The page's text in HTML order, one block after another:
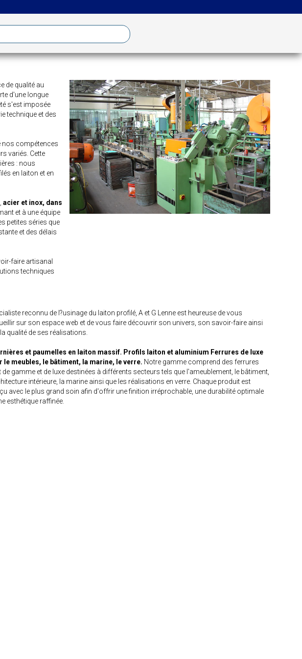
de qualité au
d'une longue
s'est imposée
technique et des
nos compétences
variés. Cette
: nous
en laiton et en
acier et inox, dans
et à une équipe
petites séries que
et des délais
faire artisanal
techniques
reconnu de l?usinage du laiton profilé, A et G Lenne est heureuse de vous
sur son espace web et de vous faire découvrir son univers, son savoir-faire ainsi
qualité de ses réalisations.
et paumelles en laiton massif. Profils laiton et aluminium Ferrures de luxe
le meubles, le bâtiment, la marine, le verre. Notre gamme comprend des ferrures
de gamme et de luxe destinées à différents secteurs tels que l'ameublement, le bâtiment,
intérieure, la marine ainsi que les réalisations en verre. Chaque produit est
avec le plus grand soin afin d'offrir une finition irréprochable, une durabilité optimale
esthétique raffinée.